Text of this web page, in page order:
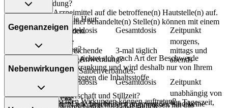
Art der Anwendung?
Tragen Sie das Arzneimittel auf die betroffene(n) Hautstelle(n) auf.
Die mit dem Arzneimittel behandelte(n) Stelle(n) können mit einem
Verband bedeckt werden.
Dauer der Anwendung?
Die Anwendungsdauer richtet sich nach Art der Beschwerde
und/oder Dauer der Erkrankung und wird deshalb nur von Ihrem
Überdosierung?
Wird das Arzneimittel wie beschrieben angewendet, sind keine
Zum Auftragen auf die Haut:
Personenkreis
Einzeldosis Gesamtdosis
Zeitpunkt
Altersgruppen
eine
ausreichende
Menge
3-mal täglich
morgens,
mittags und
abends
Zur Zubereitung eines Salbenverbandes:
Einzeldosis Gesamtdosis Zeitpunkt
eine
unabhängig von
der Tageszeit,
Gegenanzeigen
Was spricht gegen eine Anwendung?
- Überempfindlichkeit gegen die Inhaltsstoffe
Was ist mit Schwangerschaft und Stillzeit?
- Schwangerschaft: Nach derzeitigen Erkenntnissen hat das
Nebenwirkungen
Welche unerwünschten Wirkungen können auftreten?